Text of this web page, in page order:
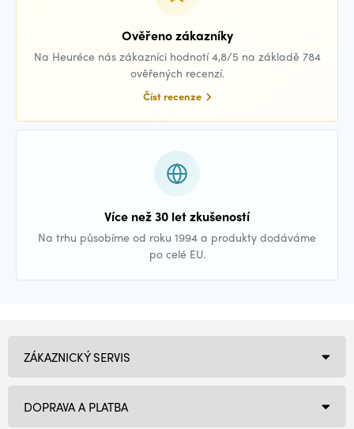
Ověřeno zákazníky
Na Heuréce nás zákazníci hodnotí 4,8/5 na základě 784
ověřených recenzí.
Číst recenze
Více než 30 let zkušeností
Na trhu působíme od roku 1994 a produkty dodáváme
po celé EU.
ZÁKAZNICKÝ SERVIS
DOPRAVA A PLATBA